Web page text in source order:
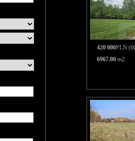
420 000PLN
6967.00 m2